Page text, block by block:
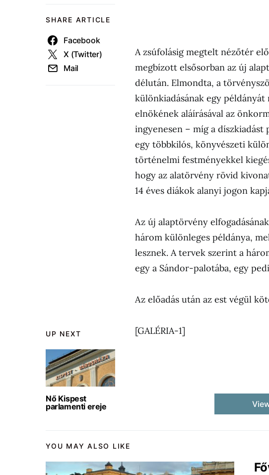
UP NEXT
Nő Kispest
parlamenti ereje
SHARE ARTICLE
Facebook
X (Twitter)
Mail
A zsúfolásig megtelt nézőtér
megbízott elsősorban az új
délután. Elmondta, a
különkiadásának egy példányát
elnökének aláírásával az
ingyenesen – míg a
egy többkilós, könyvészeti
történelmi festményekkel
hogy az alatörvény rövid
14 éves diákok alanyi jogon
Az új alaptörvény
három különleges példánya,
lesznek. A tervek szerint a
egy a Sándor-palotába, egy
Az előadás után az est végül
[GALÉRIA-1]
YOU MAY ALSO LIKE